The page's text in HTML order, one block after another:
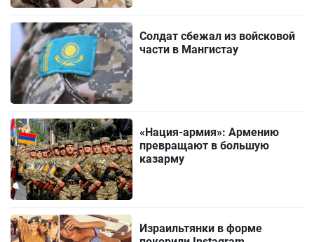
Солдат сбежал из войсковой
части в Мангистау
«Нация-армия»: Армению
превращают в большую
казарму
Израильтянки в форме